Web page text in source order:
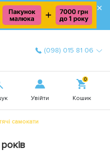
×
(098) 015 81 06
Увійти
0
Кошик
самокати